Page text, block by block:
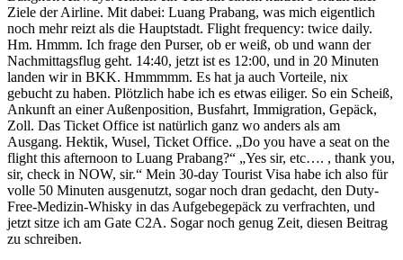
Ziele der Airline. Mit dabei: Luang Prabang, was mich eigentlich
noch mehr reizt als die Hauptstadt. Flight frequency: twice daily.
Hm. Hmmm. Ich frage den Purser, ob er weiß, ob und wann der
Nachmittagsflug geht. 14:40, jetzt ist es 12:00, und in 20 Minuten
landen wir in BKK. Hmmmmm. Es hat ja auch Vorteile, nix
gebucht zu haben. Plötzlich habe ich es etwas eiliger. So ein Scheiß,
Ankunft an einer Außenposition, Busfahrt, Immigration, Gepäck,
Zoll. Das Ticket Office ist natürlich ganz wo anders als am
Ausgang. Hektik, Wusel, Ticket Office. „Do you have a seat on the
flight this afternoon to Luang Prabang?“ „Yes sir, etc…. , thank you,
sir, check in NOW, sir.“ Mein 30-day Tourist Visa habe ich also für
volle 50 Minuten ausgenutzt, sogar noch dran gedacht, den Duty-
Free-Medizin-Whisky in das Aufgebegepäck zu verfrachten, und
jetzt sitze ich am Gate C2A. Sogar noch genug Zeit, diesen Beitrag
zu schreiben.